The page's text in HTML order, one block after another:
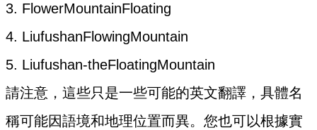
3. FlowerMountainFloating
4. LiufushanFlowingMountain
5. Liufushan-theFloatingMountain
請注意，這些只是一些可能的英文翻譯，具體名
稱可能因語境和地理位置而異。您也可以根據實